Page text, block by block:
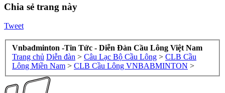
Chia sẻ trang này
Tweet
Vnbadminton -Tin Tức - Diễn Đàn Cầu Lông Việt Nam
Trang chủ Diễn đàn > Câu Lạc Bộ Cầu Lông > CLB Cầu
Lông Miền Nam > CLB Cầu Lông VNBABMINTON >